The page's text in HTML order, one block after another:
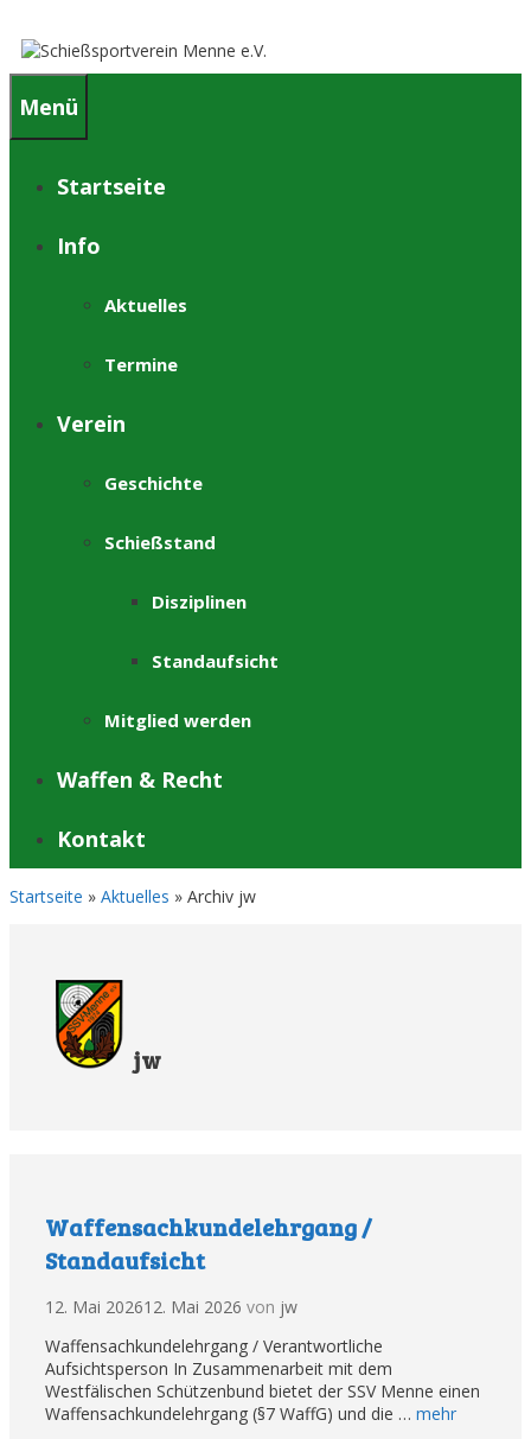
zum
Inhalt
Menü
Startseite
Info
Aktuelles
Termine
Verein
Geschichte
Schießstand
Disziplinen
Standaufsicht
Mitglied werden
Waffen & Recht
Kontakt
Startseite » Aktuelles » Archiv jw
jw
Waffensachkundelehrgang /
Standaufsicht
12. Mai 202612. Mai 2026 von jw
Waffensachkundelehrgang / Verantwortliche
Aufsichtsperson In Zusammenarbeit mit dem
Westfälischen Schützenbund bietet der SSV Menne einen
Waffensachkundelehrgang (§7 WaffG) und die … mehr